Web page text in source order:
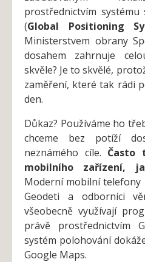
prostřednictvím systému
(Global Positioning
Ministerstvem obrany
dosahem zahrnuje
skvěle? Je to skvělé,
zaměření, které tak rádi
den.
Důkaz? Používáme ho
chceme bez potíží
neznámého cíle. Často
mobilního zařízení,
Moderní mobilní telefony
Geodeti a odborníci
všeobecně využívají
právě prostřednictvím
systém polohování
Google Maps.